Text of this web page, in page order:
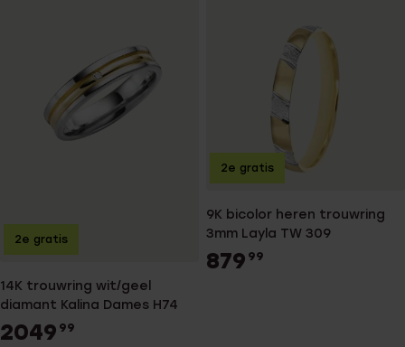
14K trouwring wit/geel
diamant Kalina Dames H74
2049 99
2e gratis
9K bicolor heren trouwring
3mm Layla TW 309
879 99
2e gratis